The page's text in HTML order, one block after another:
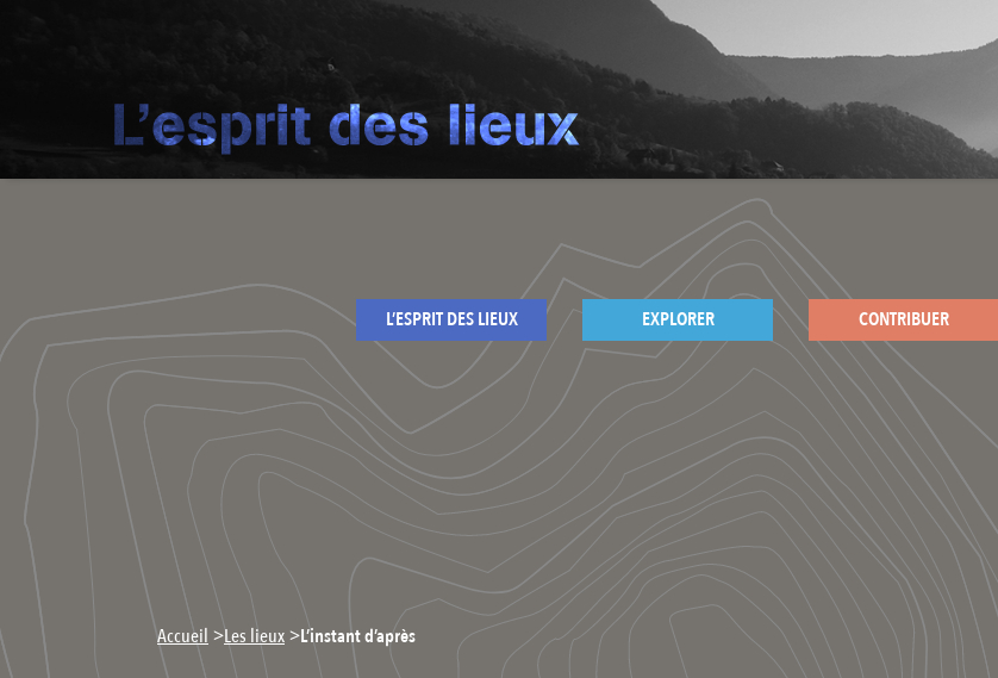
L’ESPRIT DES LIEUX EXPLORER CONTRIBUER
Accueil >Les lieux>L’instant d’après